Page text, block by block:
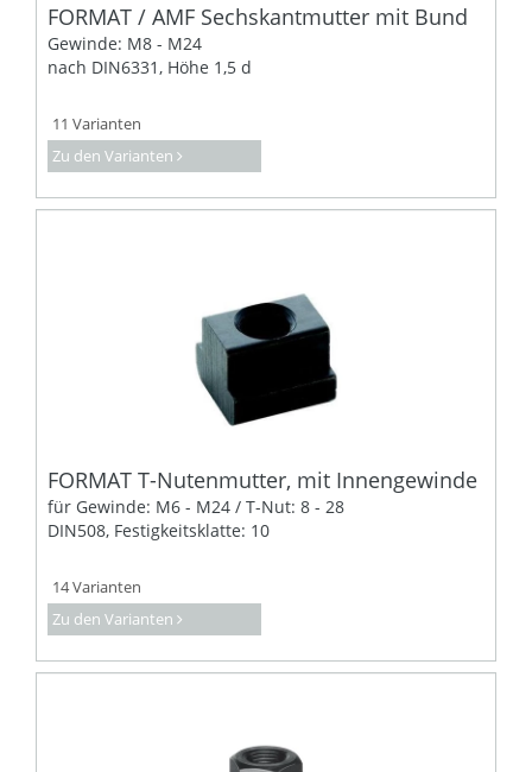
FORMAT / AMF Sechskantmutter mit Bund
Gewinde: M8 - M24
nach DIN6331, Höhe 1,5 d
11 Varianten
Zu den Varianten
FORMAT T-Nutenmutter, mit Innengewinde
für Gewinde: M6 - M24 / T-Nut: 8 - 28
DIN508, Festigkeitsklatte: 10
14 Varianten
Zu den Varianten